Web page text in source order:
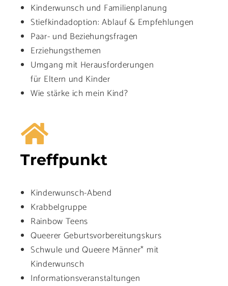
Kinderwunsch und Familienplanung
Stiefkindadoption: Ablauf & Empfehlungen
Paar- und Beziehungsfragen
Erziehungsthemen
Umgang mit Herausforderungen
für Eltern und Kinder
Wie stärke ich mein Kind?
Treffpunkt
Kinderwunsch-Abend
Krabbelgruppe
Rainbow Teens
Queerer Geburtsvorbereitungskurs
Schwule und Queere Männer* mit
Kinderwunsch
Informationsveranstaltungen